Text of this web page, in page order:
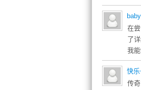
在
了
我
快乐
传